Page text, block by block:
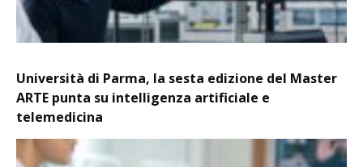
Università di Parma, la sesta edizione del Master
ARTE punta su intelligenza artificiale e
telemedicina